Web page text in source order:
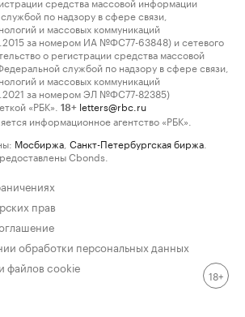
по надзору в сфере связи,
и массовых коммуникаций
за номером ИА №ФС77-63848) и сетевого
о регистрации средства массовой
службой по надзору в сфере связи,
и массовых коммуникаций
за номером ЭЛ №ФС77-82385)
«РБК».
18+ letters@rbc.ru
информационное агентство «РБК».
Мосбиржа Санкт-Петербургская биржа
Cbonds.
прав
обработки персональных данных
файлов cookie
18+